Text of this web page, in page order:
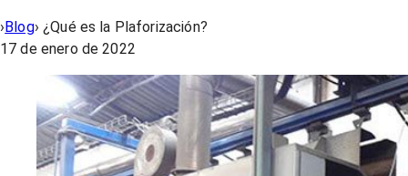
› Blog›¿Qué es la Plaforización?
17 de enero de 2022